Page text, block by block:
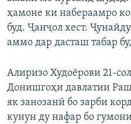
ҳамоне ки набераамро
буд. Ҷанҷол хест.
аммо дар дасташ табар
Алиризо Худоёрови 21-
Донишгоҳи давлатии
як занозанӣ бо зарби
кунун ду нафар бо